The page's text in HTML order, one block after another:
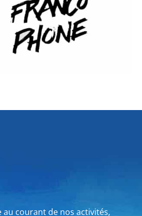
au courant de nos activités,